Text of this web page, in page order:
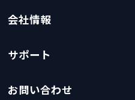
会社情報
サポート
お問い合わせ